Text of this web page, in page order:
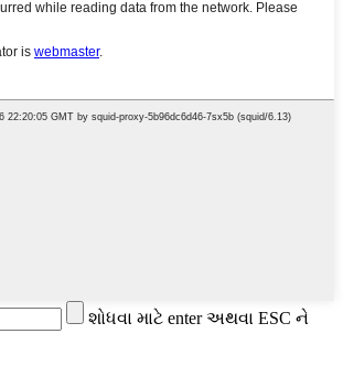
શોધવા માટે enter અથવા ESC ને